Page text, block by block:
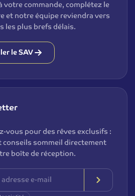
votre commande, complétez le
et notre équipe reviendra vers
les plus brefs délais.
le SAV
vous pour des rêves exclusifs :
conseils sommeil directement
boîte de réception.